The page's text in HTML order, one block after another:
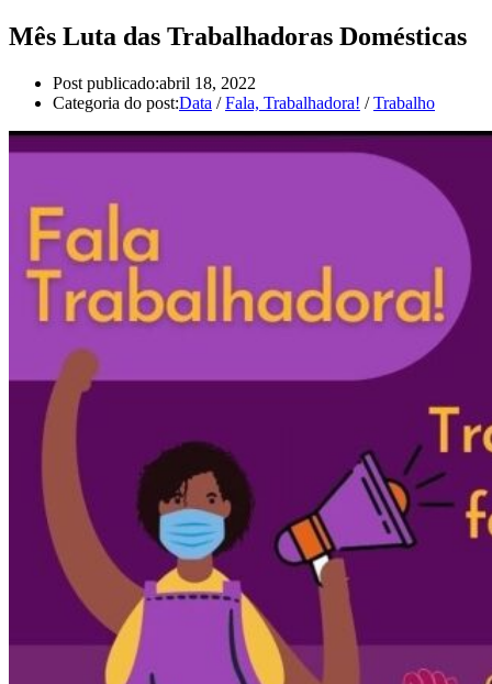
Mês Luta das Trabalhadoras Domésticas
Post publicado:abril 18, 2022
Categoria do post:Data / Fala, Trabalhadora! / Trabalho